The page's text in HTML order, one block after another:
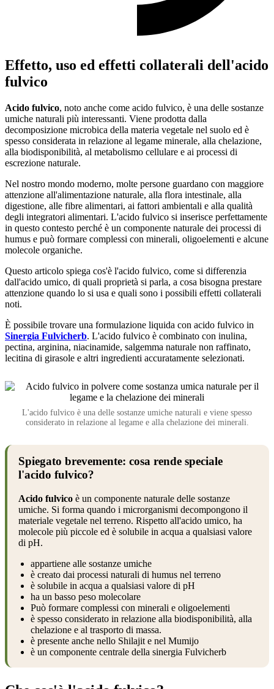
Effetto, uso ed effetti collaterali dell'acido
fulvico
Acido fulvico, noto anche come acido fulvico, è una delle sostanze
umiche naturali più interessanti. Viene prodotta dalla
decomposizione microbica della materia vegetale nel suolo ed è
spesso considerata in relazione al legame minerale, alla chelazione,
alla biodisponibilità, al metabolismo cellulare e ai processi di
escrezione naturale.
Nel nostro mondo moderno, molte persone guardano con maggiore
attenzione all'alimentazione naturale, alla flora intestinale, alla
digestione, alle fibre alimentari, ai fattori ambientali e alla qualità
degli integratori alimentari. L'acido fulvico si inserisce perfettamente
in questo contesto perché è un componente naturale dei processi di
humus e può formare complessi con minerali, oligoelementi e alcune
molecole organiche.
Questo articolo spiega cos'è l'acido fulvico, come si differenzia
dall'acido umico, di quali proprietà si parla, a cosa bisogna prestare
attenzione quando lo si usa e quali sono i possibili effetti collaterali
noti.
È possibile trovare una formulazione liquida con acido fulvico in
Sinergia Fulvicherb. L'acido fulvico è combinato con inulina,
pectina, arginina, niacinamide, salgemma naturale non raffinato,
lecitina di girasole e altri ingredienti accuratamente selezionati.
L'acido fulvico è una delle sostanze umiche naturali e viene spesso
considerato in relazione al legame e alla chelazione dei minerali.
Spiegato brevemente: cosa rende speciale
l'acido fulvico?
Acido fulvico è un componente naturale delle sostanze
umiche. Si forma quando i microrganismi decompongono il
materiale vegetale nel terreno. Rispetto all'acido umico, ha
molecole più piccole ed è solubile in acqua a qualsiasi valore
di pH.
appartiene alle sostanze umiche
è creato dai processi naturali di humus nel terreno
è solubile in acqua a qualsiasi valore di pH
ha un basso peso molecolare
Può formare complessi con minerali e oligoelementi
è spesso considerato in relazione alla biodisponibilità, alla
chelazione e al trasporto di massa.
è presente anche nello Shilajit e nel Mumijo
è un componente centrale della sinergia Fulvicherb